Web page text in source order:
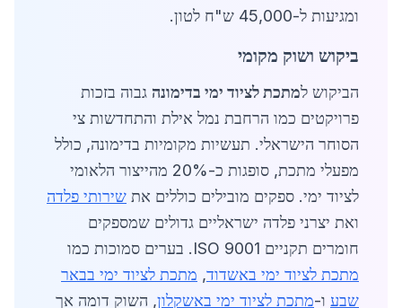
ומגיעות ל-45,000 ש"ח לטון.
ביקוש ושוק מקומי
הביקוש למתכת לציוד ימי בדימונה גבוה בזכות
פרויקטים כמו הרחבת נמל אילת והתחדשות צי
הסוחר הישראלי. תעשיות מקומיות בדימונה, כולל
מפעלי מתכת, סופגות כ-20% מהייצור הלאומי
לציוד ימי. ספקים מובילים כוללים את שירותי פלדה
ואת יצרני פלדה ישראליים גדולים שמספקים
חומרים תקניים ISO 9001. בערים סמוכות כמו
מתכת לציוד ימי באשדוד, מתכת לציוד ימי בבאר
שבע ו-מתכת לציוד ימי באשקלון, השוק דומה אך